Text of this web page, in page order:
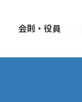
会則・役員